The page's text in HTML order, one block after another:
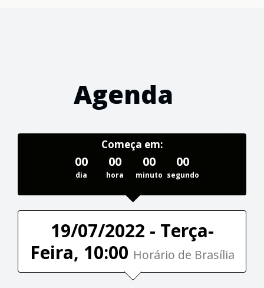
Agenda
Começa em:
00
dia
00
hora
00
minuto
00
segundo
19/07/2022 - Terça-
Feira, 10:00 Horário de Brasília